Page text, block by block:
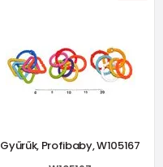
Gyűrűk, Profibaby, W105167